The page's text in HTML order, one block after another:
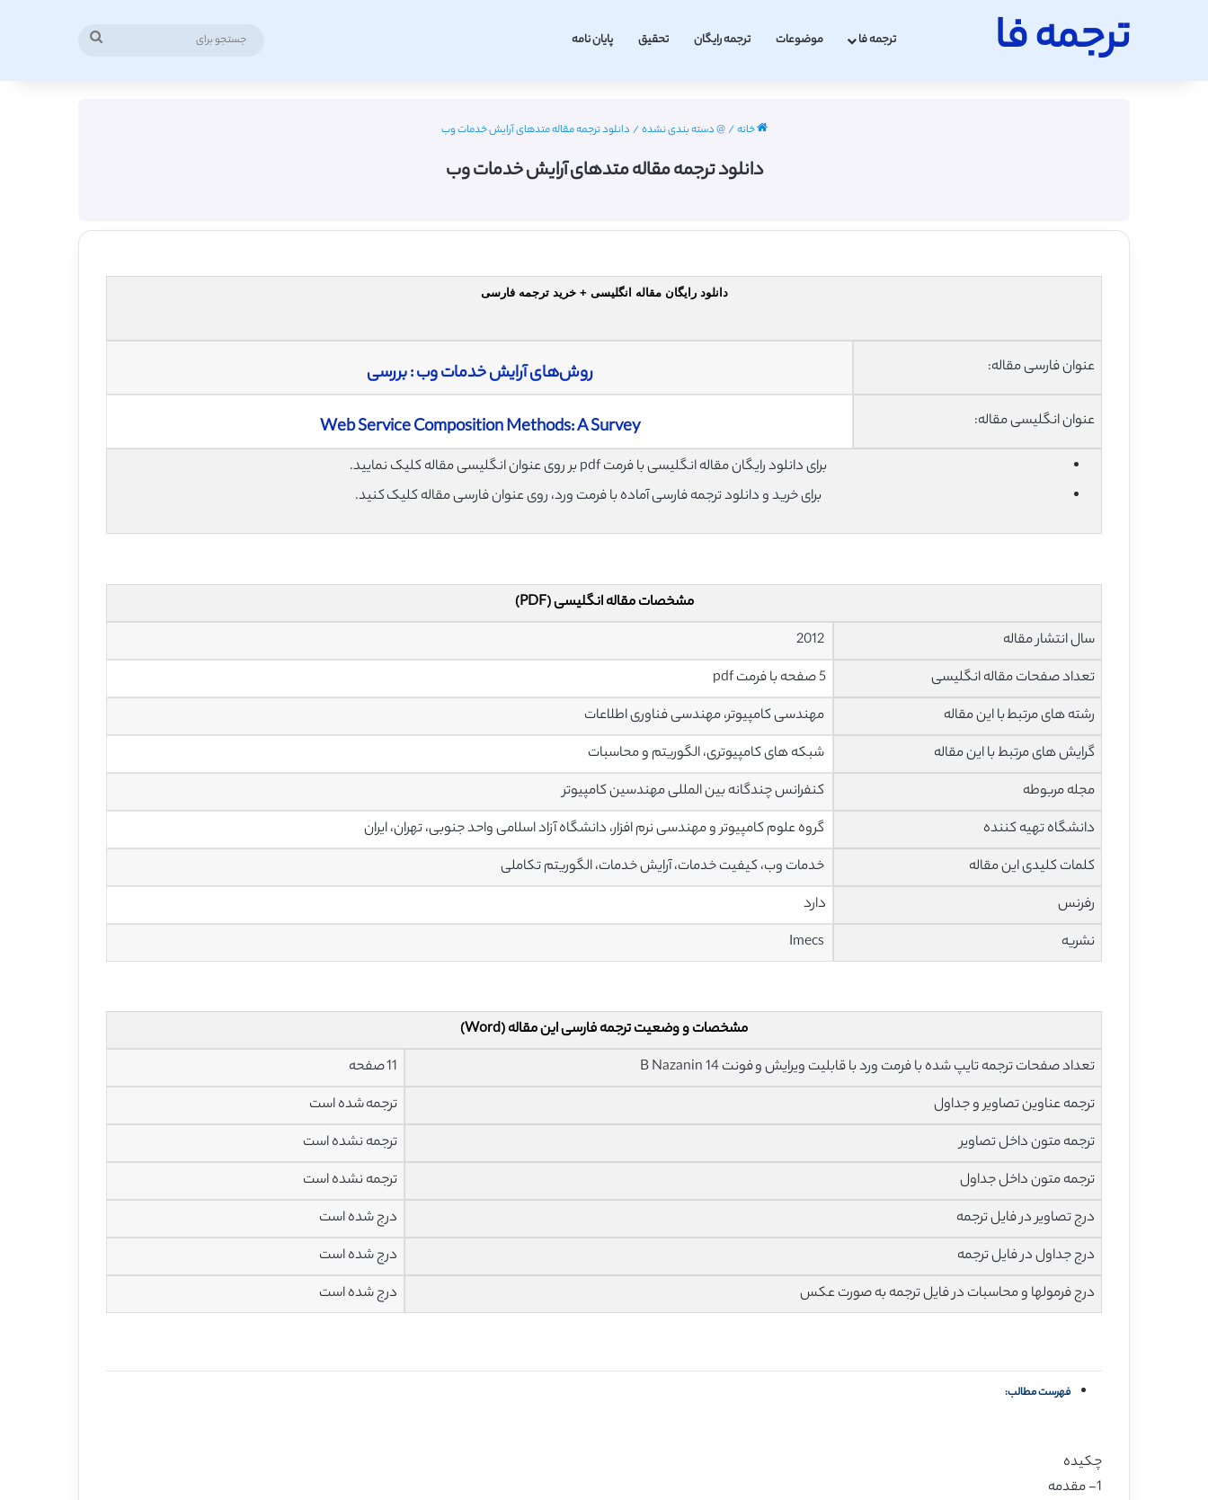
ترجمه فا ترجمه فا موضوعات ترجمه رایگان تحقیق پایان نامه
خانه/@ دسته بندی نشده/ دانلود ترجمه مقاله متدهای آرایش خدمات وب
دانلود ترجمه مقاله متدهای آرایش خدمات وب
دانلود رایگان مقاله انگلیسی + خرید ترجمه فارسی
عنوان فارسی مقاله: روش‌های آرایش خدمات وب : بررسی
عنوان انگلیسی مقاله: Web Service Composition Methods: A Survey
برای دانلود رایگان مقاله انگلیسی با فرمت pdf بر روی عنوان انگلیسی مقاله کلیک نمایید.
برای خرید و دانلود ترجمه فارسی آماده با فرمت ورد، روی عنوان فارسی مقاله کلیک کنید.
مشخصات مقاله انگلیسی (PDF)
سال انتشار مقاله
تعداد صفحات مقاله انگلیسی
5 صفحه با فرمت pdf
رشته های مرتبط با این مقاله
مهندسی کامپیوتر، مهندسی فناوری اطلاعات
گرایش های مرتبط با این مقاله
شبکه های کامپیوتری، الگوریتم و محاسبات
مجله مربوطه
کنفرانس چندگانه بین المللی مهندسین کامپیوتر
دانشگاه تهیه کننده
گروه علوم کامپیوتر و مهندسی نرم افزار، دانشگاه آزاد اسلامی واحد جنوبی، تهران، ایران
کلمات کلیدی این مقاله
خدمات وب، کیفیت خدمات، آرایش خدمات، الگوریتم تکاملی
رفرنس
دارد
نشریه
مشخصات و وضعیت ترجمه فارسی این مقاله (Word)
تعداد صفحات ترجمه تایپ شده با فرمت ورد با قابلیت ویرایش و فونت 14 B Nazanin
11 صفحه
ترجمه عناوین تصاویر و جداول
ترجمه شده است
ترجمه متون داخل تصاویر
ترجمه نشده است
ترجمه متون داخل جداول
ترجمه نشده است
درج تصاویر در فایل ترجمه
درج شده است
درج جداول در فایل ترجمه
درج شده است
درج فرمولها و محاسبات در فایل ترجمه به صورت عکس
درج شده است
فهرست مطالب:
چکیده
1- مقدمه